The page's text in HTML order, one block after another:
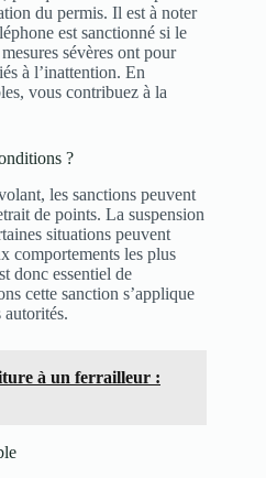
du permis. Il est à noter
est sanctionné si le
sévères ont pour
à l’inattention. En
vous contribuez à la
?
les sanctions peuvent
de points. La suspension
situations peuvent
comportements les plus
donc essentiel de
cette sanction s’applique
autorités.
à un ferrailleur :